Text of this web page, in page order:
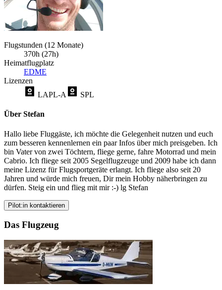
Flugstunden (12 Monate)
370h (27h)
Heimatflugplatz
EDME
Lizenzen
LAPL-A
SPL
Über Stefan
Hallo liebe Fluggäste, ich möchte die Gelegenheit nutzen und euch
zum besseren kennenlernen ein paar Infos über mich preisgeben. Ich
bin Vater von zwei Töchtern, fliege gerne, fahre Motorrad und mein
Cabrio. Ich fliege seit 2005 Segelflugzeuge und 2009 habe ich dann
meine Lizenz für Flugsportgeräte erlangt. Ich fliege also seit 20
Jahren und würde mich freuen, Dir mein Hobby näherbringen zu
dürfen. Steig ein und flieg mit mir :-) lg Stefan
Pilot:in kontaktieren
Das Flugzeug